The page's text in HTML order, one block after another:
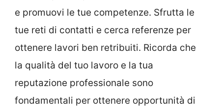
e promuovi le tue competenze. Sfrutta le
tue reti di contatti e cerca referenze per
ottenere lavori ben retribuiti. Ricorda che
la qualità del tuo lavoro e la tua
reputazione professionale sono
fondamentali per ottenere opportunità di